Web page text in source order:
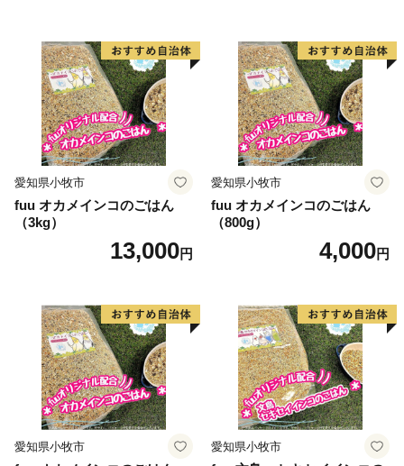
愛知県小牧市
fuu オカメインコのごはん
（3kg）
13,000円
愛知県小牧市
fuu オカメインコのごはん
（800g）
4,000円
愛知県小牧市 愛知県小牧市